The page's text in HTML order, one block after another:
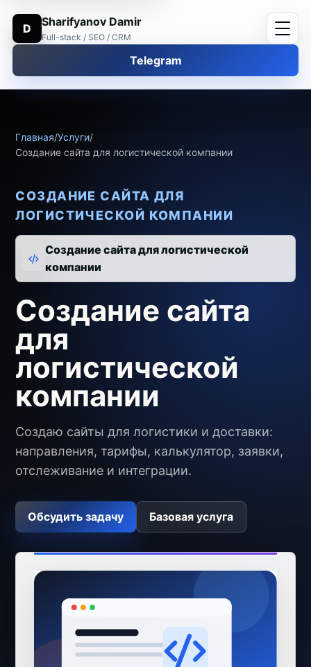
D Sharifyanov Damir
Full-stack / SEO / CRM
Telegram
Главная/Услуги/
Создание сайта для логистической компании
СОЗДАНИЕ САЙТА ДЛЯ
ЛОГИСТИЧЕСКОЙ КОМПАНИИ
Создание сайта для логистической
компании
Создание сайта
для
логистической
компании
Создаю сайты для логистики и доставки:
направления, тарифы, калькулятор, заявки,
отслеживание и интеграции.
Обсудить задачу Базовая услуга